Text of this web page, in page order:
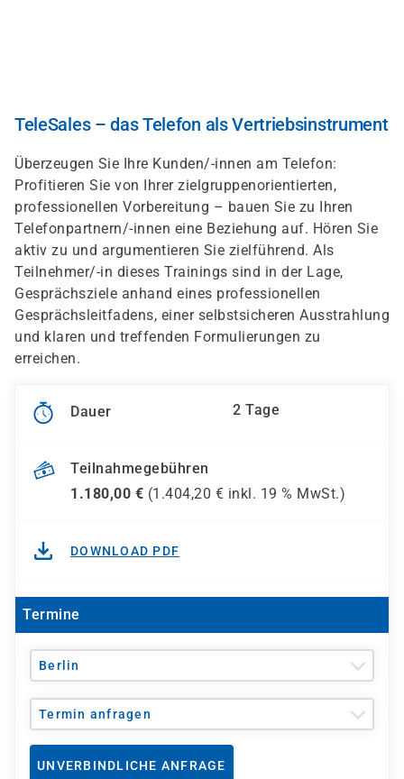
TeleSales – das Telefon als Vertriebsinstrument
Überzeugen Sie Ihre Kunden/-innen am Telefon:
Profitieren Sie von Ihrer zielgruppenorientierten,
professionellen Vorbereitung – bauen Sie zu Ihren
Telefonpartnern/-innen eine Beziehung auf. Hören Sie
aktiv zu und argumentieren Sie zielführend. Als
Teilnehmer/-in dieses Trainings sind in der Lage,
Gesprächsziele anhand eines professionellen
Gesprächsleitfadens, einer selbstsicheren Ausstrahlung
und klaren und treffenden Formulierungen zu
erreichen.
Dauer 2 Tage
Teilnahmegebühren
1.180,00 € (1.404,20 € inkl. 19 % MwSt.)
DOWNLOAD PDF
Termine
Berlin
Termin anfragen
UNVERBINDLICHE ANFRAGE